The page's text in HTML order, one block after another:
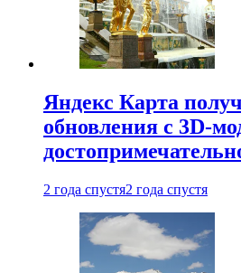
Яндекс Карта
обновления с 3D-
2 года спустя2 года спустя